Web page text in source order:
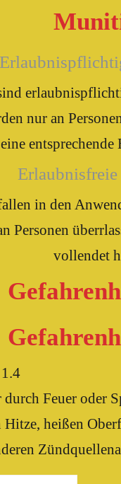
nur an
in den
Personen
vollendet
Feuer oder
heißen